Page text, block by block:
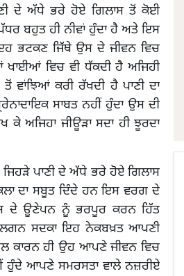
ਦੇ ਅੱਧੇ ਭਰੇ ਹੋਏ ਗਿਲਾਸ ਤੋਂ ਕੋਈ
ਬਹੁਤ ਹੀ ਨੀਵਾਂ ਹੁੰਦਾ ਹੈ ਅਤੇ ਇਸ
ਭਟਕਣ ਜਿੱਥੇ ਉਸ ਦੇ ਜੀਵਨ ਵਿਚ
ਵਿਚ ਵੀ ਧੱਕਦੀ ਹੈ ਅਜਿਹੀ
ਵਾਂਝਿਆਂ ਕਰੀ ਰੱਖਦੀ ਹੈ ਪਾਣੀ ਦਾ
ਸਾਬਤ ਨਹੀਂ ਹੁੰਦਾ ਉਸ ਦੀ
ਕੇ ਅਜਿਹਾ ਜੀਊੜਾ ਸਦਾ ਹੀ ਝੂਰਦਾ
ਪਾਣੀ ਦੇ ਅੱਧੇ ਭਰੇ ਹੋਏ ਗਿਲਾਸ
ਦਾ ਸਬੂਤ ਦਿੰਦੇ ਹਨ ਇਸ ਵਰਗ ਦੇ
ਦੇ ਊਣੇਪਨ ਨੂੰ ਭਰਪੂਰ ਕਰਨ ਹਿੱਤ
ਸਦਕਾ ਇਹ ਨੇਕਬਖ਼ਤ ਆਪਣੀ
ਕਾਰਨ ਹੀ ਉਹ ਆਪਣੇ ਜੀਵਨ ਵਿਚ
ਹੁੰਦੇ ਆਪਣੇ ਸਮਰਸਤਾ ਵਾਲੇ ਨਜ਼ਰੀਏ